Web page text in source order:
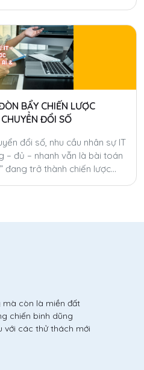
BẨY CHIẾN LƯỢC
ĐỔI SỐ
đổi số, nhu cầu nhân sự IT
– đủ – nhanh vẫn là bài toán
đang trở thành chiến lược
còn là miền đất
chiến binh dũng
với các thử thách mới